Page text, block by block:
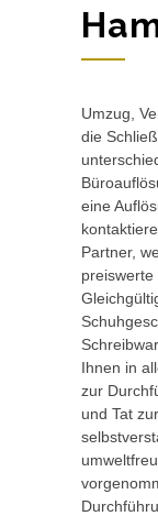
Umzug,
die
eine
Partner,
preiswerte
Ihnen in
zur
und Tat